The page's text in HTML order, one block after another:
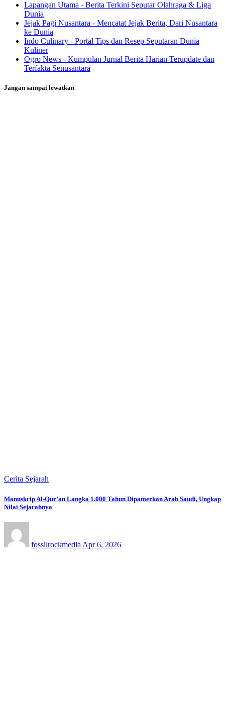
Lapangan Utama - Berita Terkini Seputar Olahraga & Liga
Dunia
Jejak Pagi Nusantara - Mencatat Jejak Berita, Dari Nusantara
ke Dunia
Indo Culinary - Portal Tips dan Resep Seputaran Dunia
Kuliner
Ogro News - Kumpulan Jurnal Berita Harian Terupdate dan
Terfakta Senusantara
Jangan sampai lewatkan
Cerita Sejarah
Manuskrip Al-Qur’an Langka 1.000 Tahun Dipamerkan Arab Saudi, Ungkap
Nilai Sejarahnya
fossilrockmedia Apr 6, 2026